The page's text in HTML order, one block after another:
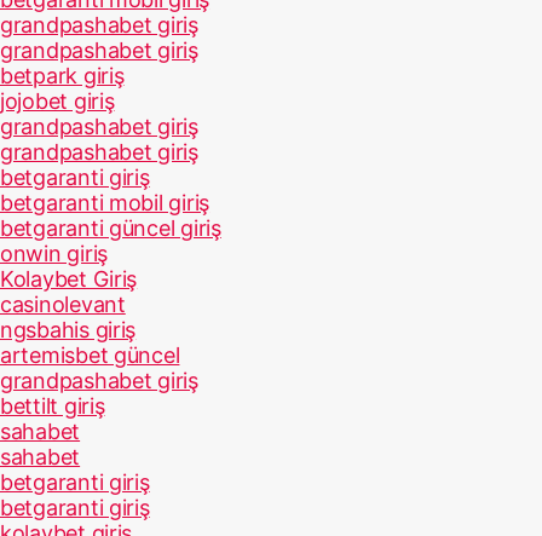
grandpashabet giriş
grandpashabet giriş
betpark giriş
jojobet giriş
grandpashabet giriş
grandpashabet giriş
betgaranti giriş
betgaranti mobil giriş
betgaranti güncel giriş
onwin giriş
Kolaybet Giriş
casinolevant
ngsbahis giriş
artemisbet güncel
grandpashabet giriş
bettilt giriş
sahabet
sahabet
betgaranti giriş
betgaranti giriş